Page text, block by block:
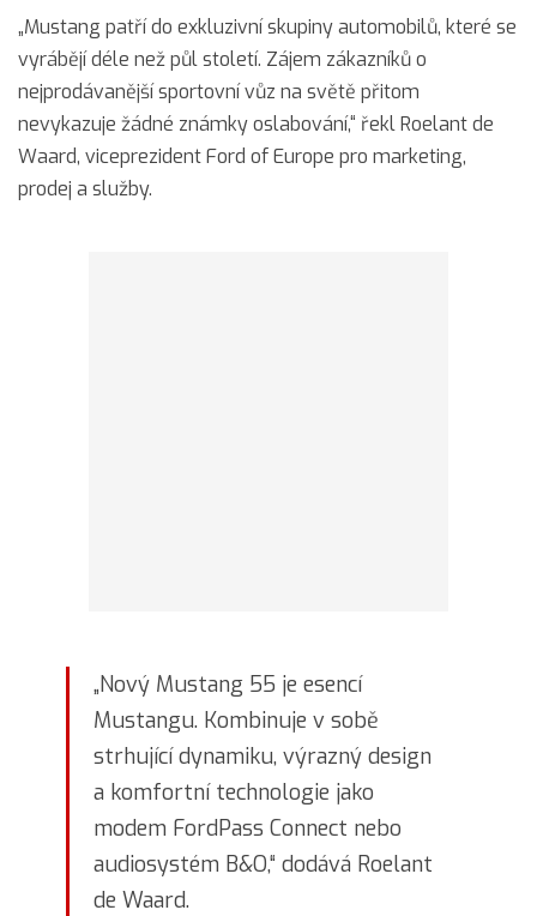
„Mustang patří do exkluzivní skupiny automobilů, které se
vyrábějí déle než půl století. Zájem zákazníků o
nejprodávanější sportovní vůz na světě přitom
nevykazuje žádné známky oslabování,“ řekl Roelant de
Waard, viceprezident Ford of Europe pro marketing,
prodej a služby.
„Nový Mustang 55 je esencí
Mustangu. Kombinuje v sobě
strhující dynamiku, výrazný design
a komfortní technologie jako
modem FordPass Connect nebo
audiosystém B&O,“ dodává Roelant
de Waard.